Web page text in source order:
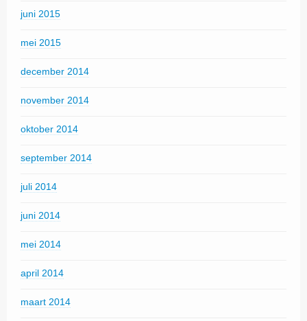
juni 2015
mei 2015
december 2014
november 2014
oktober 2014
september 2014
juli 2014
juni 2014
mei 2014
april 2014
maart 2014